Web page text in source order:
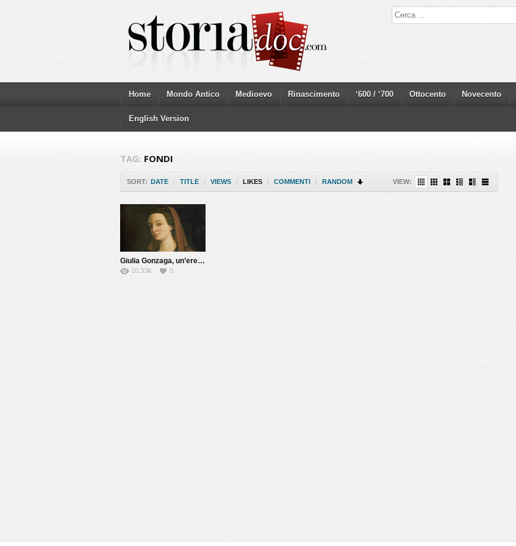
Home Mondo Antico Medioevo Rinascimento ‘600 / ‘700 Ottocento Novecento
English Version
TAG: FONDI
SORT: DATE | TITLE | VIEWS | LIKES | COMMENTI | RANDOM VIEW:
Giulia Gonzaga, un’eretica del Cinquecento
10.33K 0